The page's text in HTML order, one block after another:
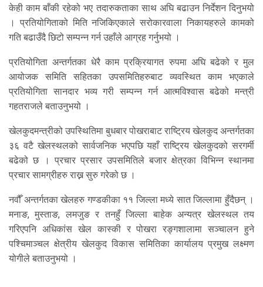
केही काम बाँकी रहेको भए तदारुकताका साथ अघि बढाउन निर्देशन दिनुभयो
। प्रतियोगिताको मिति नजिकिएकाले सरोकारवाला निकायहरुले कामको
गति बढाउँदै छिटो सम्पन्न गर्न उहाँले आग्रह गर्नुभयो ।
प्रतियोगिता अन्तर्गतका धेरै काम प्रक्रियागत रुपमा अघि बढेको र मुल
आयोजक समिति सहितका उपसमितिहरुबाट व्यवस्थित काम भएकाले
प्रतियोगिता सानदार भव्य गरी सम्पन्न गर्न आत्मविश्वास बढेको मन्त्री
गहतराजले बताउनुभयो ।
खेलकुदमन्त्रीको उपस्थितिमा बुधबार पोखराबाट राष्ट्रिय खेलकुद अन्तर्गतका
३६ वटै खेलस्थलको सार्वजनिक भएपछि यहाँ राष्ट्रिय खेलकुदको सरगर्मी
बढेको छ । प्रचार प्रसार उपसमितिले बजार क्षेत्रका विभिन्न स्थानमा
प्रचार सामग्रीहरु राख्न सुरु गरेको छ ।
नवौँ अन्तर्गतका खेलहरु गण्डकीका ११ जिल्ला मध्ये सात जिल्लामा हुँदैछन् ।
मनाङ, मुस्ताङ, लमजुङ र तनहुँ जिल्ला बाहेक अन्यत्र खेलस्थल तय
गरिएपनि अधिकांस खेल कास्की र पोखरा रङ्गशालामा सञ्चालन हुने
पश्चिमाञ्चल क्षेत्रीय खेलकुद विकास समितिका कार्यालय प्रमुख लक्ष्मण
योगीले बताउनुभयो ।